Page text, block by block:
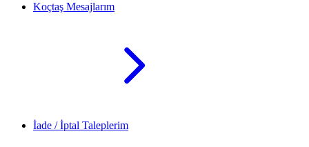
Koçtaş Mesajlarım
İade / İptal Taleplerim